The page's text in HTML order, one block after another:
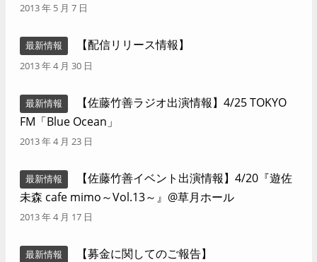
2013 年 5 月 7 日
最新情報 【配信リリース情報】
2013 年 4 月 30 日
最新情報
【佐藤竹善ラジオ出演情報】4/25 TOKYO
FM「Blue Ocean」
2013 年 4 月 23 日
最新情報
【佐藤竹善イベント出演情報】4/20『遊佐
未森 cafe mimo～Vol.13～』@草月ホール
2013 年 4 月 17 日
最新情報 【募金に関してのご報告】